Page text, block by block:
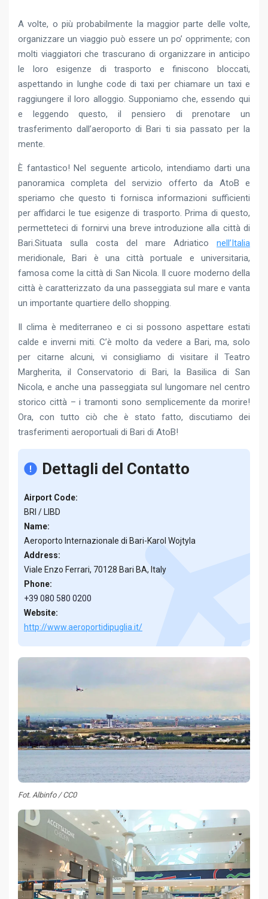
A volte, o più probabilmente la maggior parte delle volte,
organizzare un viaggio può essere un po’ opprimente; con
molti viaggiatori che trascurano di organizzare in anticipo
le loro esigenze di trasporto e finiscono bloccati,
aspettando in lunghe code di taxi per chiamare un taxi e
raggiungere il loro alloggio. Supponiamo che, essendo qui
e leggendo questo, il pensiero di prenotare un
trasferimento dall’aeroporto di Bari ti sia passato per la
mente.
È fantastico! Nel seguente articolo, intendiamo darti una
panoramica completa del servizio offerto da AtoB e
speriamo che questo ti fornisca informazioni sufficienti
per affidarci le tue esigenze di trasporto. Prima di questo,
permetteteci di fornirvi una breve introduzione alla città di
Bari.Situata sulla costa del mare Adriatico nell’Italia
meridionale, Bari è una città portuale e universitaria,
famosa come la città di San Nicola. Il cuore moderno della
città è caratterizzato da una passeggiata sul mare e vanta
un importante quartiere dello shopping.
Il clima è mediterraneo e ci si possono aspettare estati
calde e inverni miti. C’è molto da vedere a Bari, ma, solo
per citarne alcuni, vi consigliamo di visitare il Teatro
Margherita, il Conservatorio di Bari, la Basilica di San
Nicola, e anche una passeggiata sul lungomare nel centro
storico città – i tramonti sono semplicemente da morire!
Ora, con tutto ciò che è stato fatto, discutiamo dei
trasferimenti aeroportuali di Bari di AtoB!
Dettagli del Contatto
Airport Code:
BRI / LIBD
Name:
Aeroporto Internazionale di Bari-Karol Wojtyla
Address:
Viale Enzo Ferrari, 70128 Bari BA, Italy
Phone:
+39 080 580 0200
Website:
http://www.aeroportidipuglia.it/
Fot. Albinfo / CC0